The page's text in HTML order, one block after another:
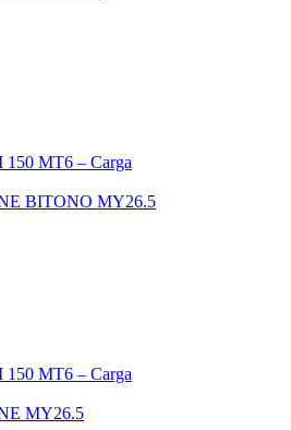
BITONO MY26.5
MY26.5